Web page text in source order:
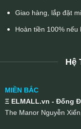
Giao hàng, lắp đặt
Hoàn tiền 100%
Hệ
MIỀN BẮC
Ξ ELMALL.vn - Đống
The Manor Nguyễn